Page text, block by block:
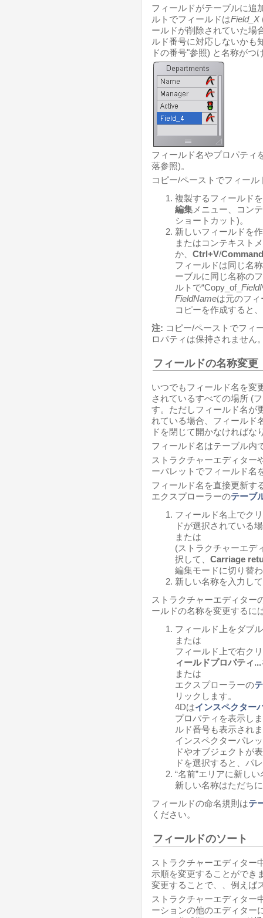
フィールドがテーブルに追
ルトでフィールドはField_X
ールドが削除されていた場
ルド番号に対応しないかも
ドの番号"参照) と名称がつ
フィールド名やプロパティ
落参照)。
コピー/ペーストでフィー
複製するフィールド
編集 メニュー、コン
ショートカット)。
新しいフィールドを
またはコンテキスト
か、 Ctrl+V/
フィールドは同じ名
ーブルに同じ名称の
ルトで“Copy_of_
FieldNameは元のフ
コピーを作成すると
注: コピー/ペーストでフィ
ロパティは保持されません
フィールドの名称変更
いつでもフィールド名を変
されているすべての場所 (
す。ただしフィールド名が
れている場合、フィールド
ドを閉じて開かなければな
フィールド名はテーブル内
ストラクチャーエディター
ーパレットでフィールド名
フィールド名を直接更新す
エクスプローラーのテーブ
フィールド名上でク
ドが選択されている
または
(ストラクチャーエデ
択して、 Carriage
編集モードに切り替
新しい名称を入力し
ストラクチャーエディター
ールドの名称を変更するに
フィールド上をダブ
または
フィールド上で右ク
ィールドプロパティ...
または
エクスプローラーの
リックします。
4Dはインスペクター
プロパティを表示し
ルド番号も表示され
インスペクターパレ
ドやオブジェクトが
ドを選択すると、パ
“名前”エリアに新し
新しい名称はただち
フィールドの命名規則はテ
ください。
フィールドのソート
ストラクチャーエディター
示順を変更することができ
変更することで、、例えば
ストラクチャーエディター
ーションの他のエディター